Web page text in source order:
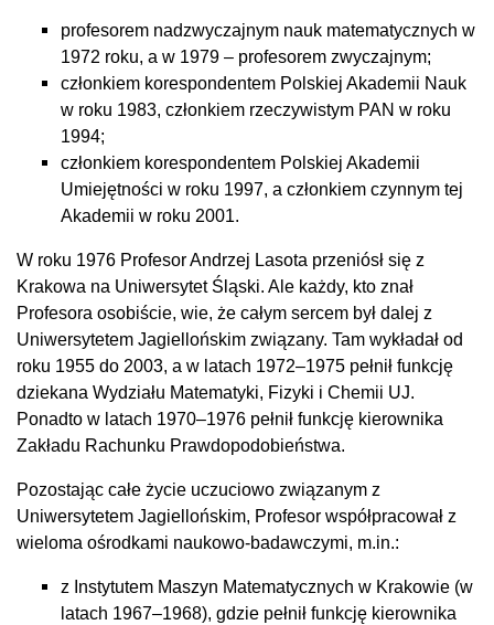
profesorem nadzwyczajnym nauk matematycznych w
1972 roku, a w 1979 – profesorem zwyczajnym;
członkiem korespondentem Polskiej Akademii Nauk
w roku 1983, członkiem rzeczywistym PAN w roku
1994;
członkiem korespondentem Polskiej Akademii
Umiejętności w roku 1997, a członkiem czynnym tej
Akademii w roku 2001.
W roku 1976 Profesor Andrzej Lasota przeniósł się z
Krakowa na Uniwersytet Śląski. Ale każdy, kto znał
Profesora osobiście, wie, że całym sercem był dalej z
Uniwersytetem Jagiellońskim związany. Tam wykładał od
roku 1955 do 2003, a w latach 1972–1975 pełnił funkcję
dziekana Wydziału Matematyki, Fizyki i Chemii UJ.
Ponadto w latach 1970–1976 pełnił funkcję kierownika
Zakładu Rachunku Prawdopodobieństwa.
Pozostając całe życie uczuciowo związanym z
Uniwersytetem Jagiellońskim, Profesor współpracował z
wieloma ośrodkami naukowo-badawczymi, m.in.:
z Instytutem Maszyn Matematycznych w Krakowie (w
latach 1967–1968), gdzie pełnił funkcję kierownika